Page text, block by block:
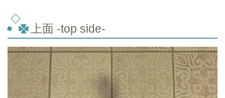
上面 -top side-